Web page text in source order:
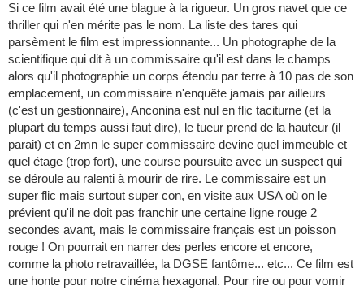
Si ce film avait été une blague à la rigueur. Un gros navet que ce
thriller qui n'en mérite pas le nom. La liste des tares qui
parsèment le film est impressionnante... Un photographe de la
scientifique qui dit à un commissaire qu'il est dans le champs
alors qu'il photographie un corps étendu par terre à 10 pas de son
emplacement, un commissaire n'enquête jamais par ailleurs
(c'est un gestionnaire), Anconina est nul en flic taciturne (et la
plupart du temps aussi faut dire), le tueur prend de la hauteur (il
parait) et en 2mn le super commissaire devine quel immeuble et
quel étage (trop fort), une course poursuite avec un suspect qui
se déroule au ralenti à mourir de rire. Le commissaire est un
super flic mais surtout super con, en visite aux USA où on le
prévient qu'il ne doit pas franchir une certaine ligne rouge 2
secondes avant, mais le commissaire français est un poisson
rouge ! On pourrait en narrer des perles encore et encore,
comme la photo retravaillée, la DGSE fantôme... etc... Ce film est
une honte pour notre cinéma hexagonal. Pour rire ou pour vomir